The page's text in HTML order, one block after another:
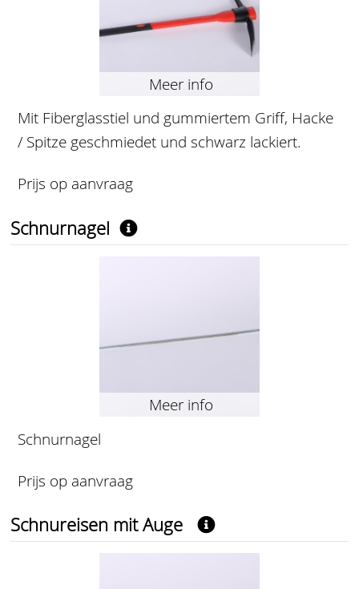
Meer info
Mit Fiberglasstiel und gummiertem Griff, Hacke
/ Spitze geschmiedet und schwarz lackiert.
Prijs op aanvraag
Schnurnagel
Meer info
Schnurnagel
Prijs op aanvraag
Schnureisen mit Auge